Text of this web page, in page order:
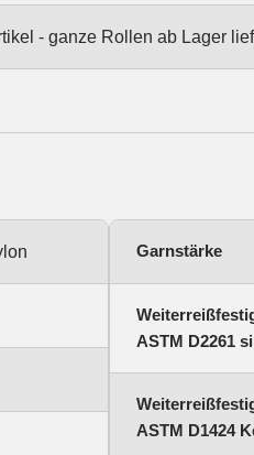
- ganze Rollen ab Lager
Garnstärke
ASTM D2261
ASTM D1424